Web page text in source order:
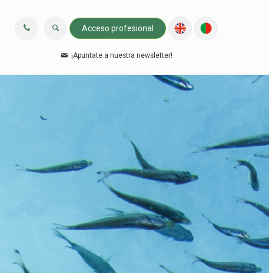
Acceso profesional
¡Apuntate a nuestra newsletter!